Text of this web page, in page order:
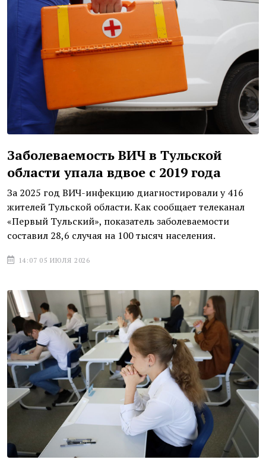
Заболеваемость ВИЧ в Тульской
области упала вдвое с 2019 года
За 2025 год ВИЧ-инфекцию диагностировали у 416
жителей Тульской области. Как сообщает телеканал
«Первый Тульский», показатель заболеваемости
составил 28,6 случая на 100 тысяч населения.
14:07 05 ИЮЛЯ 2026